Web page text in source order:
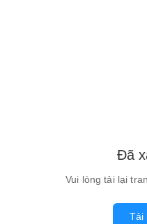
Đã
Vui lòng tải lại
Tải